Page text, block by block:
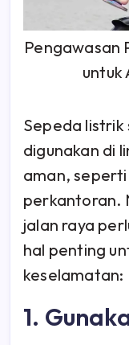
Pengawasan
untuk
Sepeda listrik
digunakan di
aman,
perkantoran.
jalan raya
hal penting
keselamatan:
1.